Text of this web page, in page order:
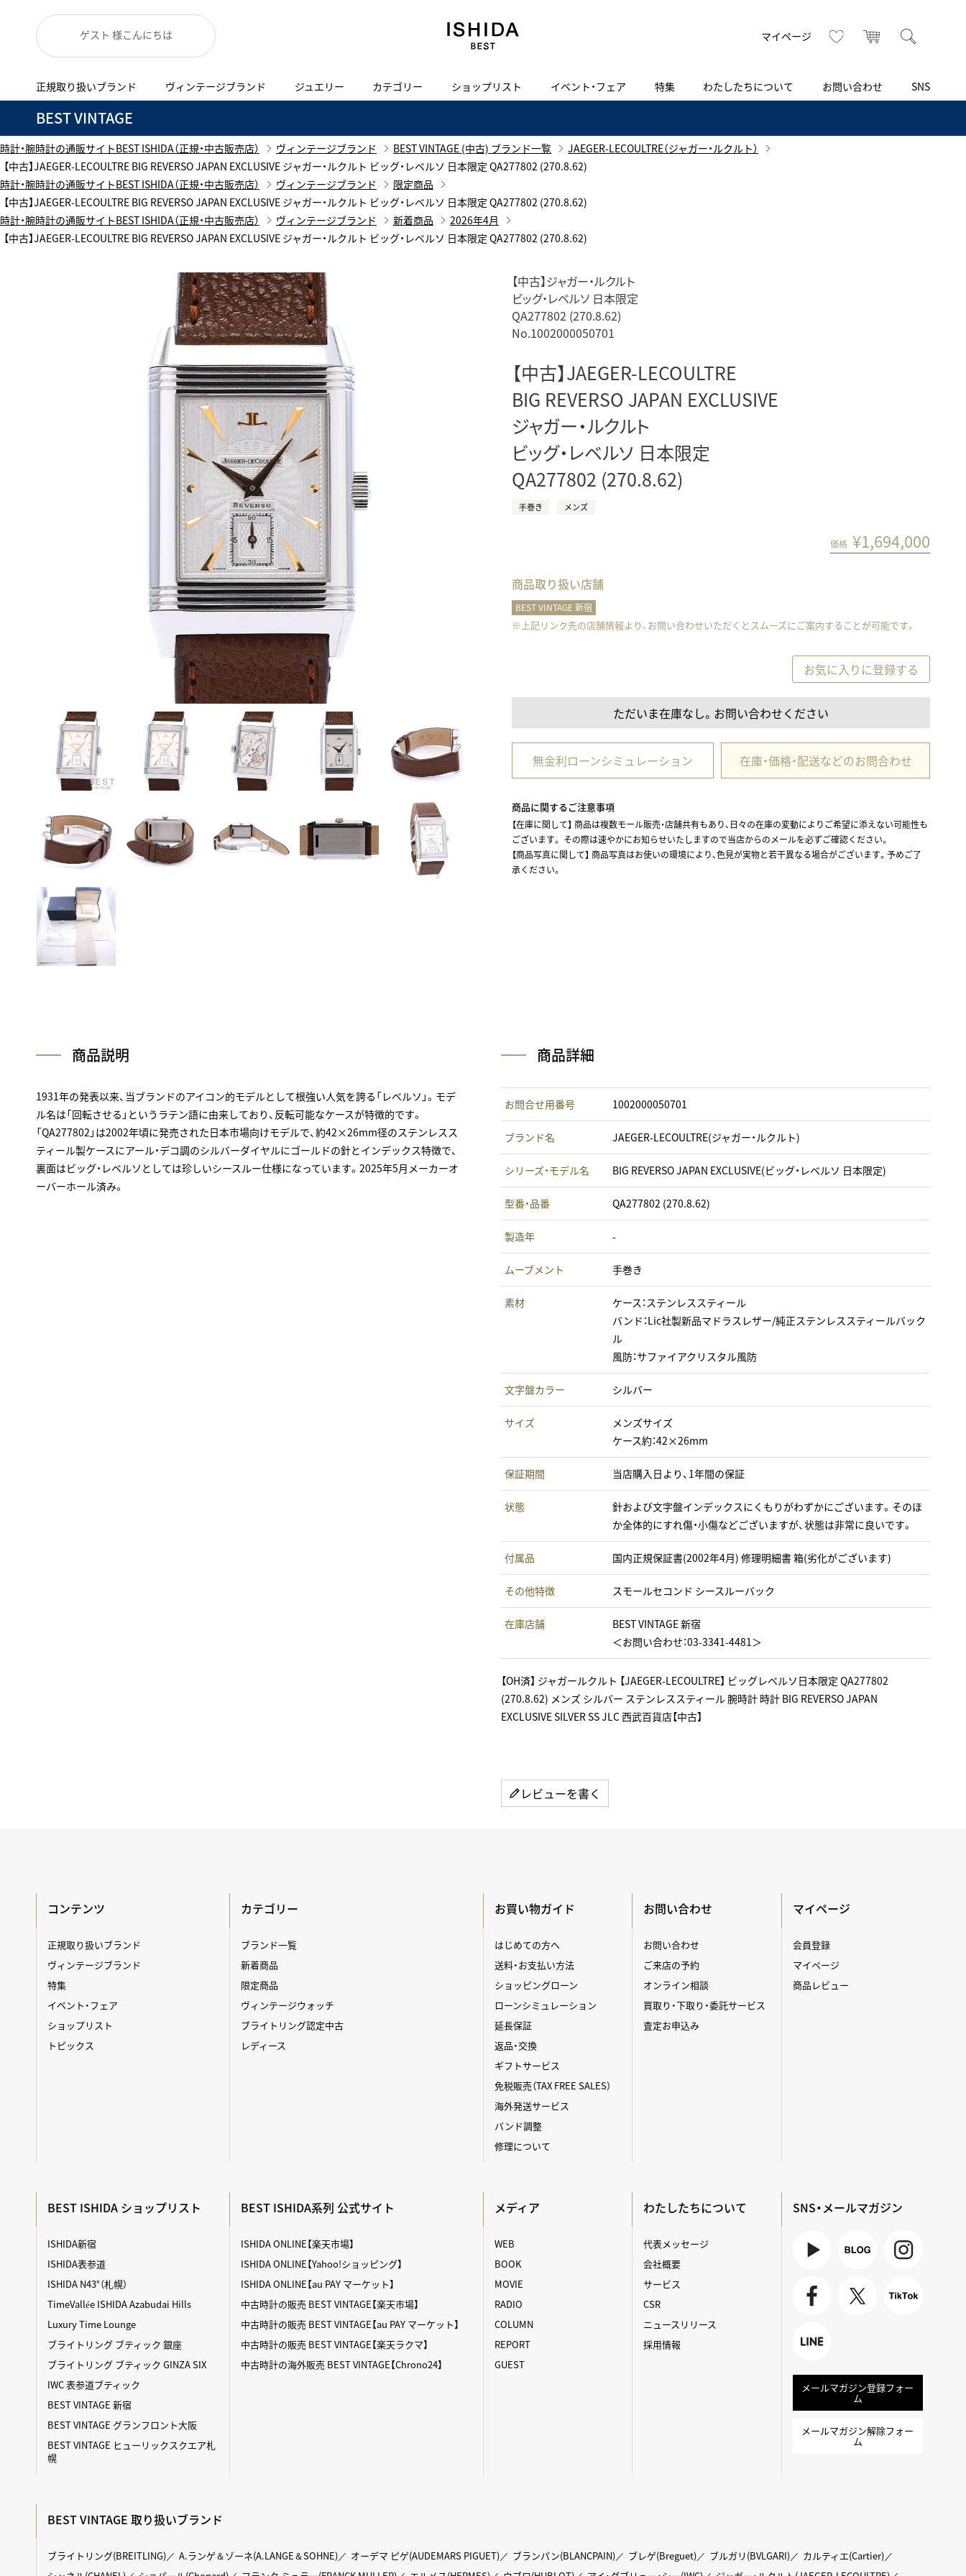
ゲスト 様こんにちは マイページ お気に入りカート
正規取り扱いブランド
A B
Accurate Form
アキュレイトフォルム
ACCUTRON
アキュトロン
amazfit
ANGEL CLOVER
エンジェルクローバー
Angel Heart
エンジェルハート
ARMINSTROM
アーミンシュトローム
ATTESA
アテッサ
正規取り扱いブランド一覧はこちら
ヴィンテージブランド
BEST VINTAGEについて 買取り・下取り・委託サービスについて
検索
ヴィンテージブランド一覧はこちら
ジュエリー カテゴリー
正規取り扱いブランド ヴィンテージブランド
ブランド一覧
新着商品
限定商品
ヴィンテージウォッチ
ショップリスト
ISHIDA新宿 ISHIDA表参道 ISHIDA N43°（札幌）
TimeVallée ISHIDA Azabudai Hills Luxury Time Lounge
ブライトリング ブティック GINZA SIX IWC 表参道ブティック
BEST VINTAGEグランフロント大阪
ショップリスト一覧はこちら
イベント・フェア 特集 わたしたちについて
代表メッセージ
ニュースリリース 採用情報
お問い合わせ
お問い合わせ
査定お申込み
SNS
YOUTUBE BLOG INSTAGRAM
FACEBOOK X
BEST VINTAGE
時計・腕時計の通販サイトBEST ISHIDA（正規・中古販売店） ヴィンテージブランド BEST VINTAGE (中古) ブランド一覧
JAEGER-LECOULTRE（ジャガー・ルクルト）
【中古】JAEGER-LECOULTRE BIG REVERSO JAPAN EXCLUSIVE ジャガー・ルクルト ビッグ・レベルソ 日本限定 QA277802 (270.8.62)
時計・腕時計の通販サイトBEST ISHIDA（正規・中古販売店）
ヴィンテージブランド
限定商品
【中古】JAEGER-LECOULTRE BIG REVERSO JAPAN EXCLUSIVE ジャガー・ルクルト ビッグ・レベルソ 日本限定 QA277802 (270.8.62)
時計・腕時計の通販サイトBEST ISHIDA（正規・中古販売店）
ヴィンテージブランド 新着商品
2026年4月
【中古】JAEGER-LECOULTRE BIG REVERSO JAPAN EXCLUSIVE ジャガー・ルクルト ビッグ・レベルソ 日本限定 QA277802 (270.8.62)
【中古】ジャガー・ルクルト
ビッグ・レベルソ 日本限定
QA277802 (270.8.62)
No.1002000050701
【中古】JAEGER-LECOULTRE
BIG REVERSO JAPAN EXCLUSIVE
ジャガー・ルクルト
ビッグ・レベルソ 日本限定
QA277802 (270.8.62)
⼿巻き メンズ
価格 ¥1,694,000
商品取り扱い店舗
BEST VINTAGE 新宿
※上記リンク先の店舗情報より、お問い合わせいただくとスムーズにご案内することが可能です。
お気に入りに登録する
ただいま在庫なし。お問い合わせください
無金利ローンシミュレーション 在庫・価格・配送などのお問合わせ
商品に関するご注意事項
【在庫に関して】 商品は複数モール販売・店舗共有もあり、日々の在庫の変動によりご希望に添えない可能性も
ございます。 その際は速やかにお知らせいたしますので当店からのメールを必ずご確認ください。
【商品写真に関して】 商品写真はお使いの環境により、色見が実物と若干異なる場合がございます。予めご了
承ください。
商品説明
1931年の発表以来、当ブランドのアイコン的モデルとして根強い人気を誇る「レベルソ」。モデ
ル名は「回転させる」というラテン語に由来しており、反転可能なケースが特徴的です。
「QA277802」は2002年頃に発売された日本市場向けモデルで、約42×26mm径のステンレスス
ティール製ケースにアール・デコ調のシルバーダイヤルにゴールドの針とインデックス特徴で、
裏面はビッグ・レベルソとしては珍しいシースルー仕様になっています。2025年5月メーカーオ
ーバーホール済み。
商品詳細
お問合せ用番号 1002000050701
ブランド名 JAEGER-LECOULTRE(ジャガー・ルクルト)
シリーズ・モデル名 BIG REVERSO JAPAN EXCLUSIVE(ビッグ・レベルソ 日本限定)
型番・品番 QA277802 (270.8.62)
製造年 -
ムーブメント 手巻き
素材
ケース：ステンレススティール
バンド：Lic社製新品マドラスレザー/純正ステンレススティールバック
ル
風防：サファイアクリスタル風防
文字盤カラー シルバー
サイズ
メンズサイズ
ケース約：42×26mm
保証期間 当店購入日より、1年間の保証
状態
針および文字盤インデックスにくもりがわずかにございます。そのほ
か全体的にすれ傷・小傷などございますが、状態は非常に良いです。
付属品 国内正規保証書(2002年4月) 修理明細書 箱(劣化がございます)
その他特徴 スモールセコンド シースルーバック
在庫店舗
BEST VINTAGE 新宿
＜お問い合わせ：03-3341-4481＞
【OH済】 ジャガールクルト 【JAEGER-LECOULTRE】 ビッグレベルソ日本限定 QA277802
(270.8.62) メンズ シルバー ステンレススティール 腕時計 時計 BIG REVERSO JAPAN
EXCLUSIVE SILVER SS JLC 西武百貨店【中古】
レビューを書く
コンテンツ
正規取り扱いブランド
ヴィンテージブランド
特集
イベント・フェア
ショップリスト
トピックス
カテゴリー
ブランド一覧
新着商品
限定商品
ヴィンテージウォッチ
ブライトリング認定中古
レディース
お買い物ガイド
はじめての方へ
送料・お支払い方法
ショッピングローン
ローンシミュレーション
延長保証
返品・交換
ギフトサービス
免税販売（TAX FREE SALES）
海外発送サービス
バンド調整
修理について
お問い合わせ
お問い合わせ
ご来店の予約
オンライン相談
買取り・下取り・委託サービス
査定お申込み
マイページ
会員登録
マイページ
商品レビュー
BEST ISHIDA ショップリスト
ISHIDA新宿
ISHIDA表参道
ISHIDA N43°（札幌）
TimeVallée ISHIDA Azabudai Hills
Luxury Time Lounge
ブライトリング ブティック 銀座
ブライトリング ブティック GINZA SIX
IWC 表参道ブティック
BEST VINTAGE 新宿
BEST VINTAGE グランフロント大阪
BEST VINTAGE ヒューリックスクエア札
幌
BEST ISHIDA系列 公式サイト
ISHIDA ONLINE【楽天市場】
ISHIDA ONLINE【Yahoo!ショッピング】
ISHIDA ONLINE【au PAY マーケット】
中古時計の販売 BEST VINTAGE【楽天市場】
中古時計の販売 BEST VINTAGE【au PAY マーケット】
中古時計の販売 BEST VINTAGE【楽天ラクマ】
中古時計の海外販売 BEST VINTAGE【Chrono24】
メディア
WEB
BOOK
MOVIE
RADIO
COLUMN
REPORT
GUEST
わたしたちについて
代表メッセージ
会社概要
サービス
CSR
ニュースリリース
採用情報
SNS・メールマガジン
メールマガジン登録フォー
ム
メールマガジン解除フォー
ム
BEST VINTAGE 取り扱いブランド
ブライトリング(BREITLING) A.ランゲ＆ゾーネ(A.LANGE＆SOHNE) オーデマ ピゲ(AUDEMARS PIGUET) ブランパン(BLANCPAIN) ブレゲ(Breguet) ブルガリ(BVLGARI)
カルティエ(Cartier)
へ